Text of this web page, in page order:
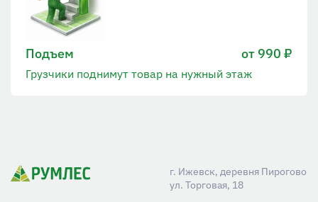
Подъем от 990 ₽
Грузчики поднимут товар на нужный этаж
г. Ижевск, деревня Пирогово
ул. Торговая, 18